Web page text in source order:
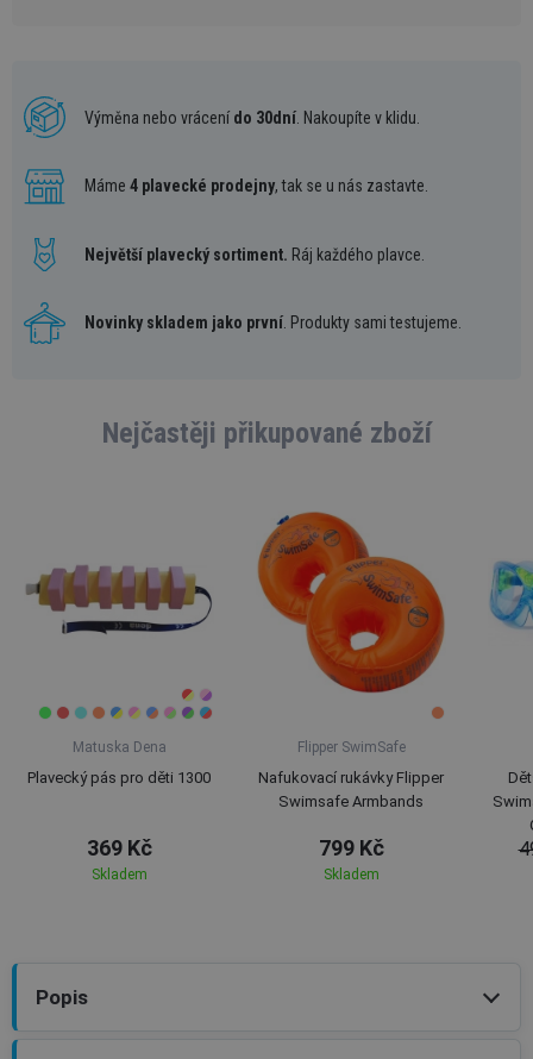
Výměna nebo vrácení do 30dní . Nakoupíte v klidu.
Máme 4 plavecké prodejny, tak se u nás zastavte.
Největší plavecký sortiment. Ráj každého plavce.
Novinky skladem jako první . Produkty sami testujeme.
Nejčastěji přikupované zboží
Matuska Dena
Plavecký pás pro děti 1300
369 Kč
Skladem
Flipper SwimSafe
Nafukovací rukávky Flipper
Swimsafe Armbands
799 Kč
Skladem
Popis